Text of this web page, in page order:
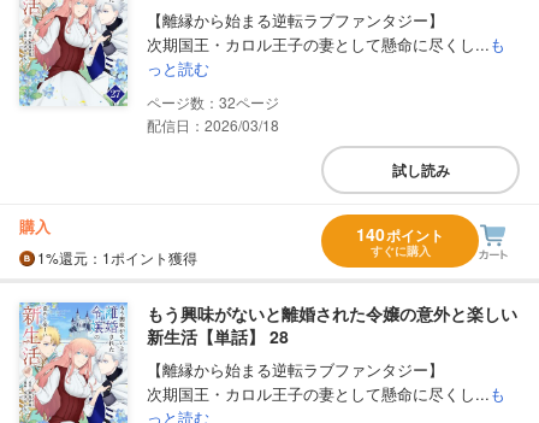
【離縁から始まる逆転ラブファンタジー】
次期国王・カロル王子の妻として懸命に尽くし...も
っと読む
32
配信日：2026/03/18
試し読み
購入
1%還元 ：1ポイント獲得
140ポイント
すぐに購入
もう興味がないと離婚された令嬢の意外と楽しい
新生活【単話】 28
【離縁から始まる逆転ラブファンタジー】
次期国王・カロル王子の妻として懸命に尽くし...も
っと読む